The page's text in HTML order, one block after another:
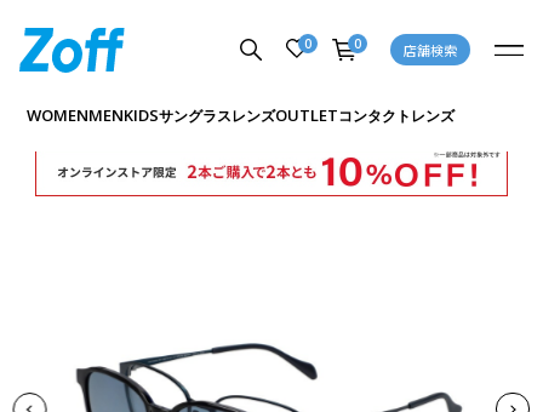
0 0 店舗検索
WOMENMENKIDSサングラスレンズOUTLETコンタクトレンズ
商品詳細ページへ